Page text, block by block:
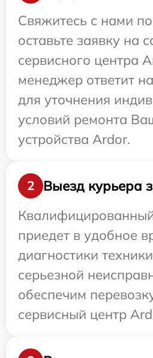
Свяжитесь с нами
оставьте заявку на
сервисного центра
менеджер ответит
для уточнения
условий ремонта
устройства Ardor.
2
Выезд курьера
приедет в удобное
диагностики
серьезной
обеспечим
сервисный центр